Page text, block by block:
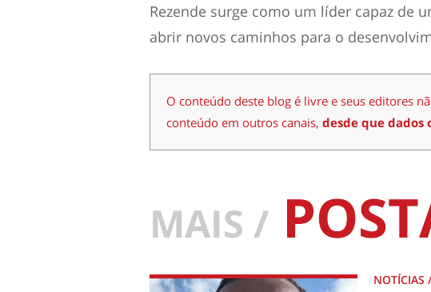
Rezende surge como um líder capaz de
abrir novos caminhos para o
O conteúdo deste blog é livre e seus editores
conteúdo em outros canais, desde que dados
MAIS /
NOTÍCIAS